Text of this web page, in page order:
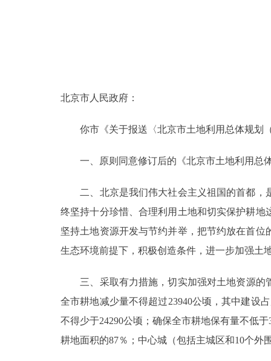
北京市人民政府：
你市《关于报送〈北京市土地利用总体规划（
一、原则同意修订后的《北京市土地利用总
二、北京是我们伟大社会主义祖国的首都，
终坚持十分珍惜、合理利用土地和切实保护耕
坚持土地资源开发与节约并举，把节约放在首
生态环境前提下，积极创造条件，进一步加强土
三、采取有力措施，切实加强对土地资源的
全市耕地减少量不得超过23940公顷，其中建设
不得少于24290公顷；确保全市耕地保有量不低
耕地面积的87％；中心城（包括主城区和10个外